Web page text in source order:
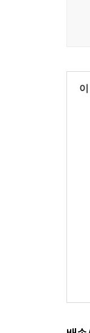
담담
피
『
이
어
아
고
지
눌
기
최
것”(